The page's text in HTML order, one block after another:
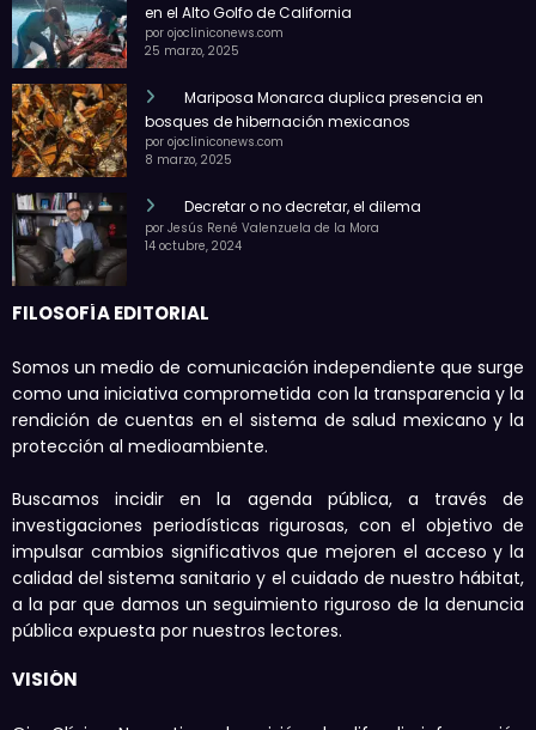
en el Alto Golfo de California
por ojocliniconews.com
25 marzo, 2025
Mariposa Monarca duplica presencia en
bosques de hibernación mexicanos
por ojocliniconews.com
8 marzo, 2025
Decretar o no decretar, el dilema
por Jesús René Valenzuela de la Mora
14 octubre, 2024
FILOSOFÍA EDITORIAL
Somos un medio de comunicación independiente que surge
como una iniciativa comprometida con la transparencia y la
rendición de cuentas en el sistema de salud mexicano y la
protección al medioambiente.
Buscamos incidir en la agenda pública, a través de
investigaciones periodísticas rigurosas, con el objetivo de
impulsar cambios significativos que mejoren el acceso y la
calidad del sistema sanitario y el cuidado de nuestro hábitat,
a la par que damos un seguimiento riguroso de la denuncia
pública expuesta por nuestros lectores.
VISIÓN